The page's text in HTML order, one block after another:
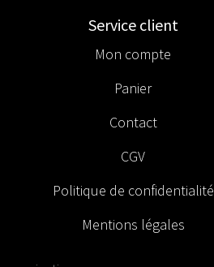
Service client
Mon compte
Panier
Contact
CGV
Politique de confidentialité
Mentions légales